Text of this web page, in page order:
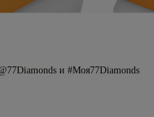
и #Моя77Diamonds